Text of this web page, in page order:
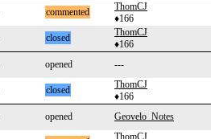
commented
ThomCJ
♦166
closed
ThomCJ
♦166
opened ---
closed
ThomCJ
♦166
opened Geovelo_Notes
ThomCJ